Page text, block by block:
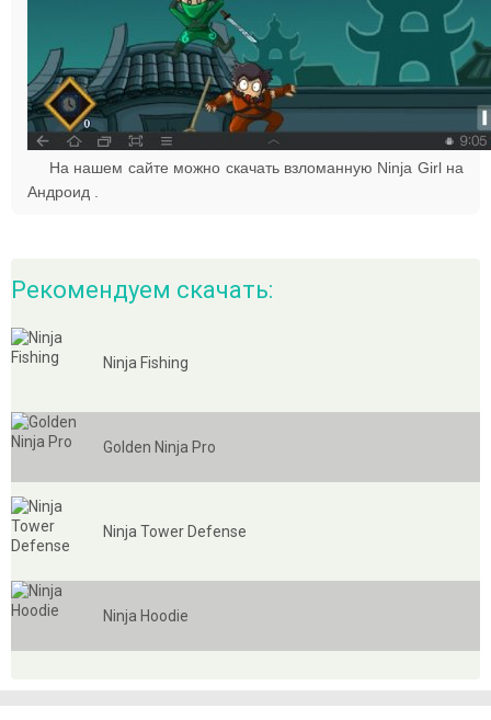
На нашем сайте можно скачать взломанную Ninja Girl на
Андроид .
Рекомендуем скачать:
Ninja Fishing
Golden Ninja Pro
Ninja Tower Defense
Ninja Hoodie